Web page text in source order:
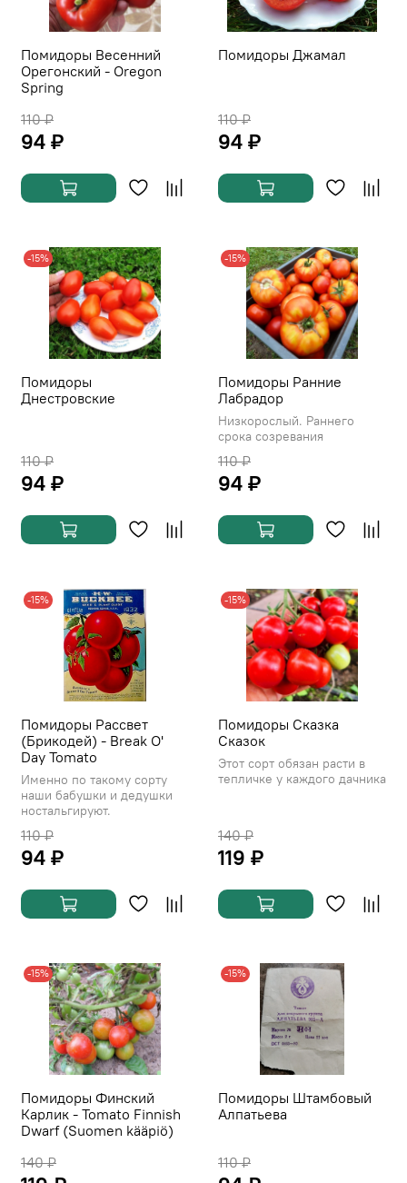
Помидоры Весенний
Орегонский - Oregon
Spring
110 ₽
94 ₽
Помидоры Джамал
110 ₽
94 ₽
-15%
Помидоры
Днестровские
110 ₽
94 ₽
-15%
Помидоры Ранние
Лабрадор
Низкорослый. Раннего
срока созревания
110 ₽
94 ₽
-15%
Помидоры Рассвет
(Брикодей) - Break O'
Day Tomato
Именно по такому сорту
наши бабушки и дедушки
ностальгируют.
110 ₽
94 ₽
-15%
Помидоры Сказка
Сказок
Этот сорт обязан расти в
тепличке у каждого дачника
140 ₽
119 ₽
-15%
Помидоры Финский
Карлик - Tomato Finnish
Dwarf (Suomen kääpiö)
140 ₽
-15%
Помидоры Штамбовый
Алпатьева
110 ₽